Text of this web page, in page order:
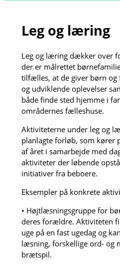
Leg og læring
Leg og læring dækker over
der er målrettet
tilfælles, at de giver børn og
og udviklende oplevelser
både finde sted hjemme i
områdernes fælleshuse.
Aktiviteterne under leg og
planlagte forløb, som kører
af året i samarbejde med
aktiviteter der løbende
initiativer fra beboere.
Eksempler på konkrete
• Højtlæsningsgruppe for
deres forældre. Aktiviteten
uge på en fast ugedag og
læsning, forskellige ord- og
brætspil.